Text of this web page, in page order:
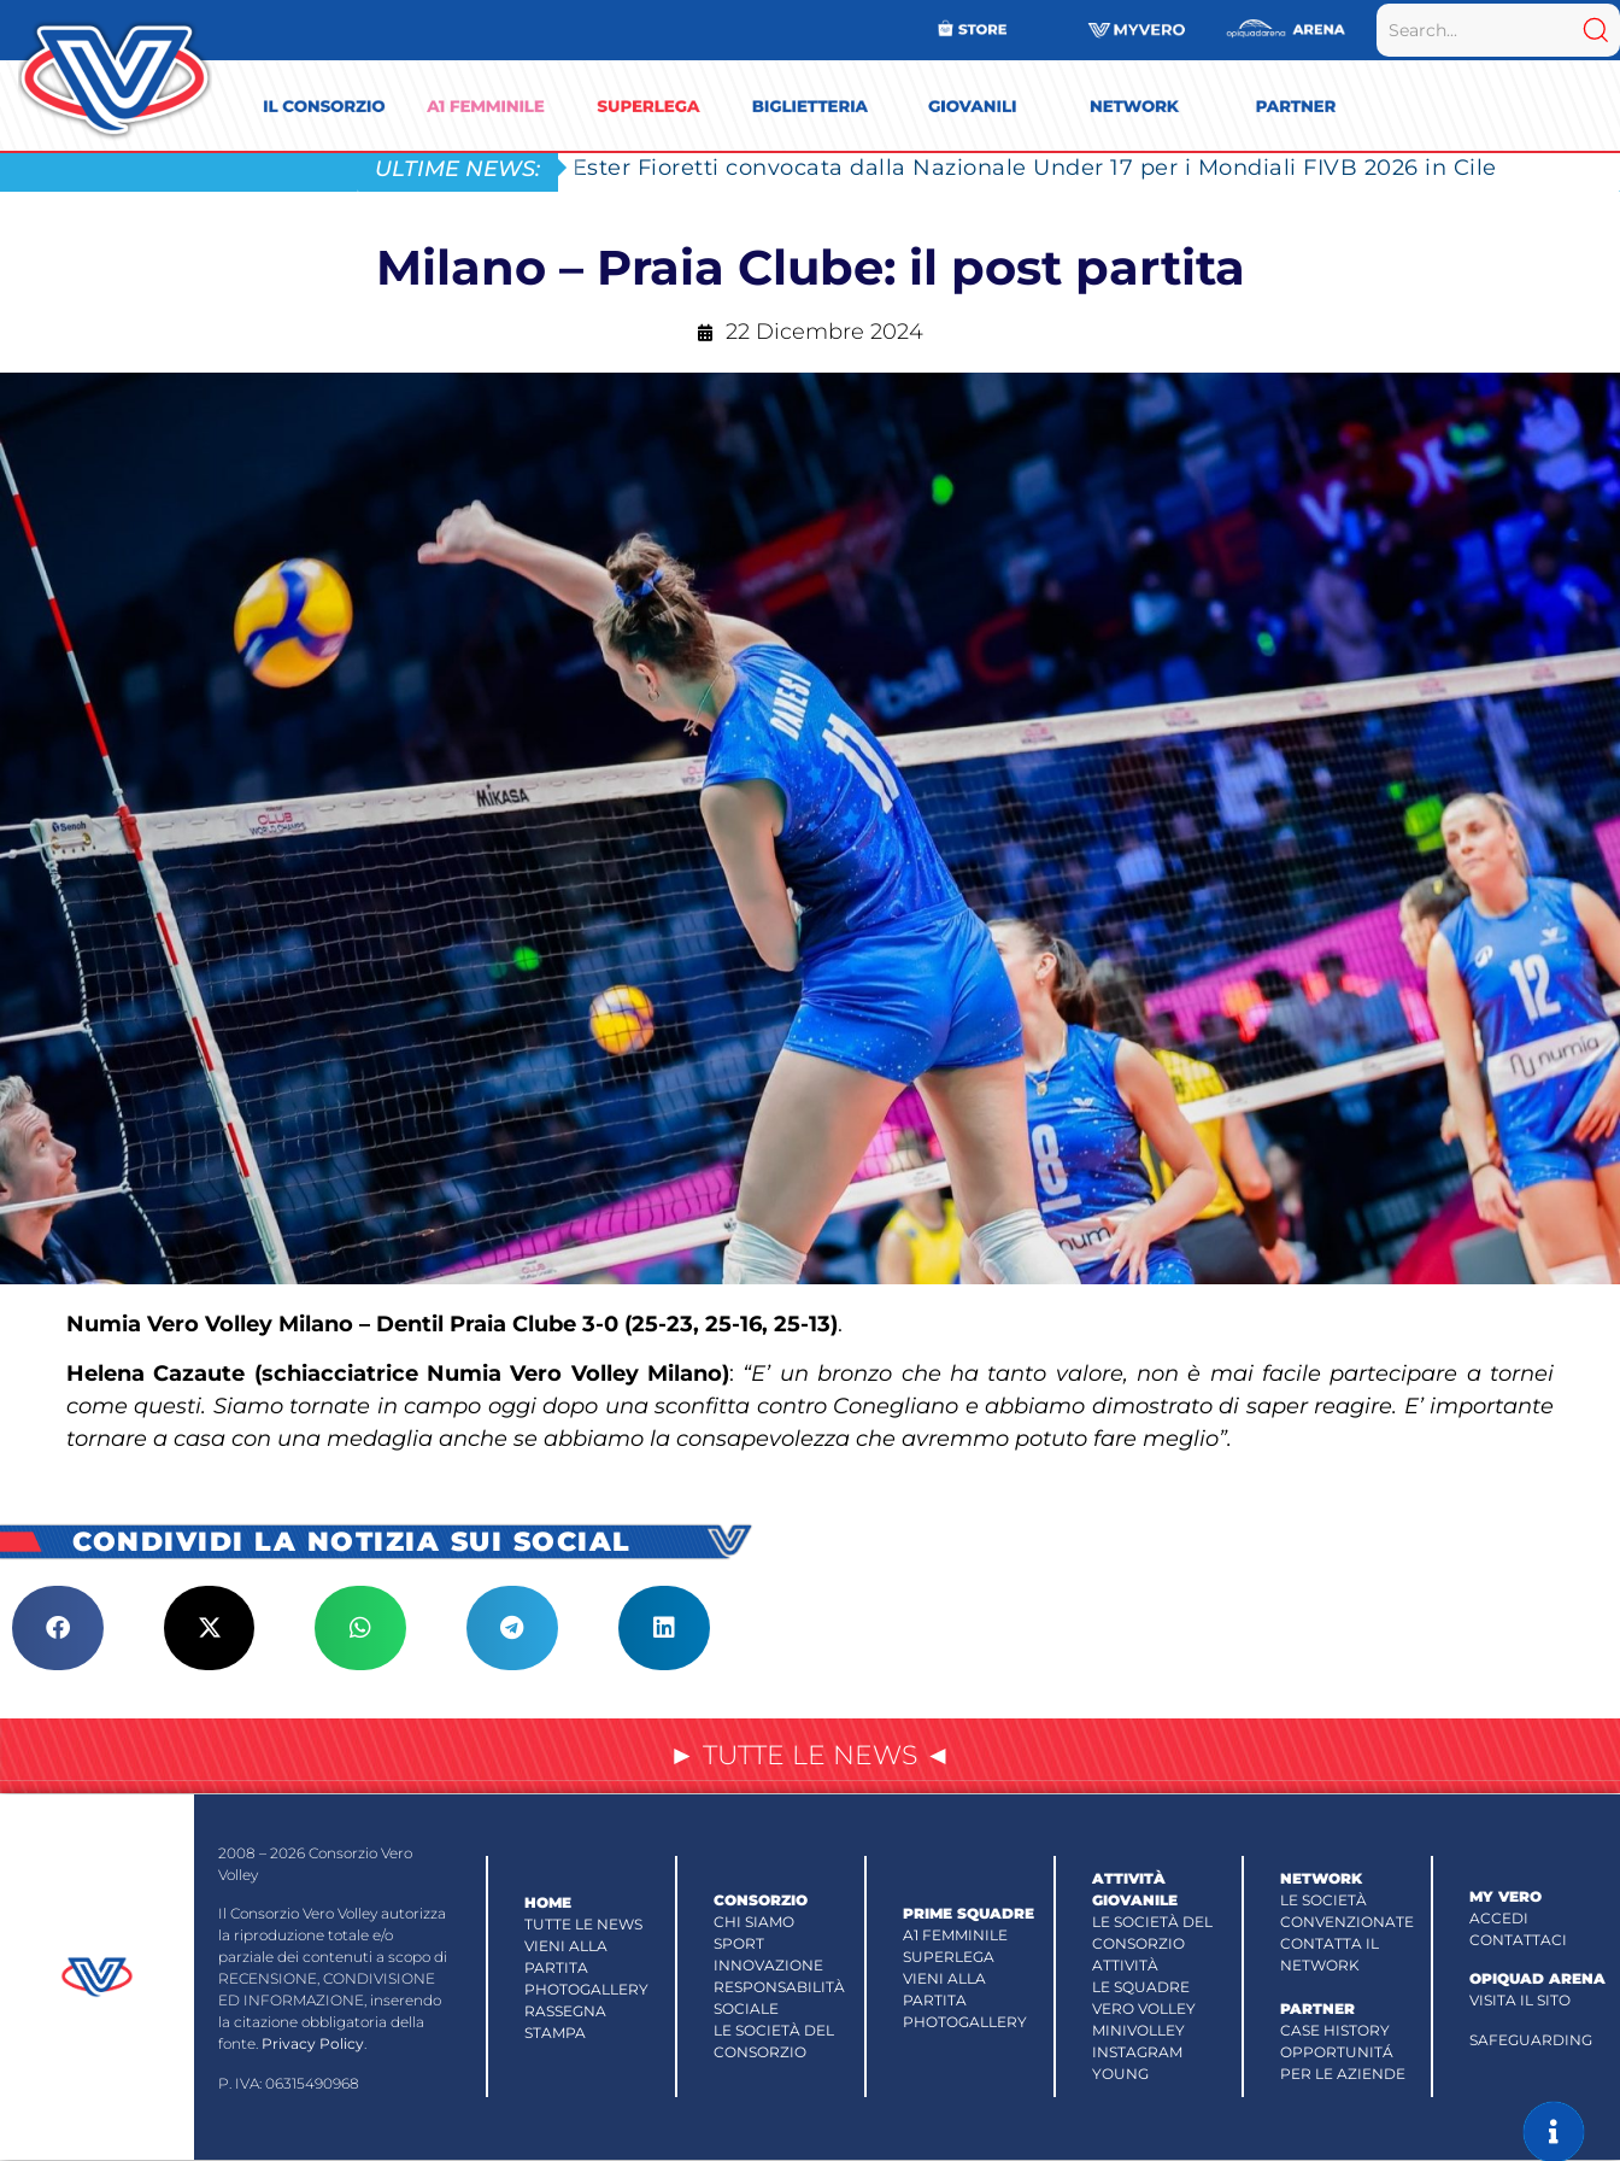
ULTIME NEWS: Ester Fioretti convocata dalla Nazionale Under 17 per i Mondiali FIVB 2026 in Cile
Milano – Praia Clube: il post partita
22 Dicembre 2024
Numia Vero Volley Milano – Dentil Praia Clube 3-0 (25-23, 25-16, 25-13).
Helena Cazaute (schiacciatrice Numia Vero Volley Milano): “E’ un bronzo che ha tanto valore, non è mai facile partecipare a tornei
come questi. Siamo tornate in campo oggi dopo una sconfitta contro Conegliano e abbiamo dimostrato di saper reagire. E’ importante
tornare a casa con una medaglia anche se abbiamo la consapevolezza che avremmo potuto fare meglio”.
CONDIVIDI LA NOTIZIA SUI SOCIAL
► TUTTE LE NEWS ◄
2008 – 2026 Consorzio Vero
Volley
Il Consorzio Vero Volley autorizza
la riproduzione totale e/o
parziale dei contenuti a scopo di
RECENSIONE, CONDIVISIONE
ED INFORMAZIONE, inserendo
la citazione obbligatoria della
fonte. Privacy Policy.
P. IVA: 06315490968
HOME
TUTTE LE NEWS
VIENI ALLA
PARTITA
PHOTOGALLERY
RASSEGNA
STAMPA
CONSORZIO
CHI SIAMO
SPORT
INNOVAZIONE
RESPONSABILITÀ
SOCIALE
LE SOCIETÀ DEL
CONSORZIO
PRIME SQUADRE
A1 FEMMINILE
SUPERLEGA
VIENI ALLA
PARTITA
PHOTOGALLERY
ATTIVITÀ
GIOVANILE
LE SOCIETÀ DEL
CONSORZIO
ATTIVITÀ
LE SQUADRE
VERO VOLLEY
MINIVOLLEY
INSTAGRAM
YOUNG
NETWORK
LE SOCIETÀ
CONVENZIONATE
CONTATTA IL
NETWORK
PARTNER
CASE HISTORY
OPPORTUNITÁ
PER LE AZIENDE
MY VERO
ACCEDI
CONTATTACI
OPIQUAD ARENA
VISITA IL SITO
SAFEGUARDING